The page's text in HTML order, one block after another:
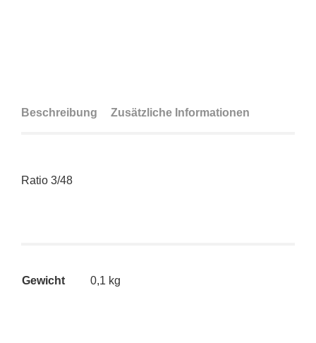
Beschreibung Zusätzliche Informationen
Ratio 3/48
Gewicht 0,1 kg